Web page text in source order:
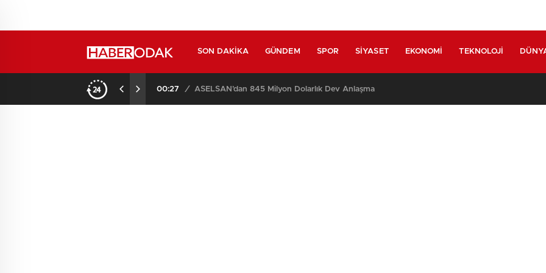
SON DAKIKA GÜNDEM SPOR SIYASET EKONOMI TEKNOLOJI
00:27 / ASELSAN’dan 845 Milyon Dolarlık Dev Anlaşma